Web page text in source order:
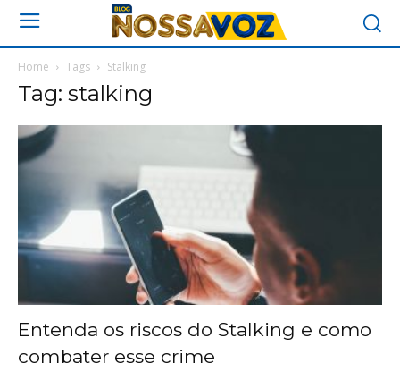
Home Tags Stalking
Tag: stalking
Entenda os riscos do Stalking e como
combater esse crime